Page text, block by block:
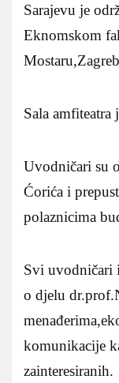
Sarajevu je
Eknomskom
Sala
Uvodničari su
Ćorića i
polaznicima
Svi uvodničari
o djelu
komunikacije
zainteresiranih.